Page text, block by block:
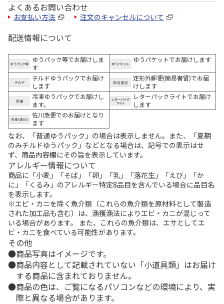
よくあるお問い合わせ
お支払い方法 注文のキャンセルについて
配送情報について
ゆうパック等でお届けしま
す
ゆうパケットでお届けします
チルドゆうパックでお届け
します
定形外郵便(簡易書留)でお届
けします
冷凍ゆうパックでお届けし
ます。
レターパックライトでお届け
します
佐川急便でのお届けとなり
ます
なお、「普通ゆうパック」の場合は表示しません。また、「夏期
のみチルドゆうパック」などとなる場合は、記号での表示はせ
ず、商品内容欄にその旨を表示しています。
アレルギー情報について
商品に「小麦」「そば」「卵」「乳」「落花生」「えび」「か
に」「くるみ」のアレルギー特定8品目を含んでいる場合に品目名
を表示します。
※エビ・カニを除く魚介類（これらの魚介類を原材料として製造
された加工品も含む）は、漁獲漁法によりエビ・カニが混じって
いる場合があります。 また、これらの魚介類は、エサとしてエ
ビ・カニを食べている可能性があります。
その他
商品写真はイメージです。
商品内容として記載されていない「小道具類」はお届け
する商品に含まれておりません。
商品の色は、ご覧になるパソコンなどの環境により、実
際と異なる場合があります。